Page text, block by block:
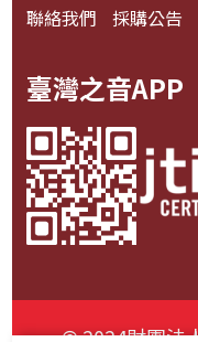
聯絡我們 採購公告
臺灣之音APP
© 2024財團法